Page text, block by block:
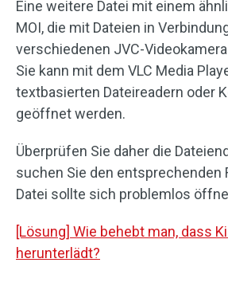
Eine weitere Datei mit einem
MOI, die mit Dateien in
verschiedenen JVC-
Sie kann mit dem VLC Media
textbasierten Dateireadern oder
geöffnet werden.
Überprüfen Sie daher die
suchen Sie den entsprechenden
Datei sollte sich problemlos
[Lösung] Wie behebt man, dass
herunterlädt?